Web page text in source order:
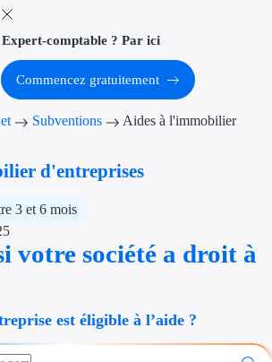
Thématiques
Financement
Économies
Expert-comptable ? Par ici
Commencez gratuitement
Subventions
Aides à l'immobilier
d'entreprises
3 et 6 mois
votre société a droit à
est éligible à l’aide ?